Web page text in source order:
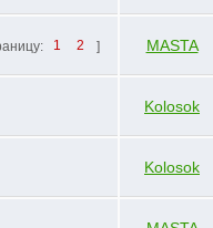
1 2 ] MASTA
Kolosok
Kolosok